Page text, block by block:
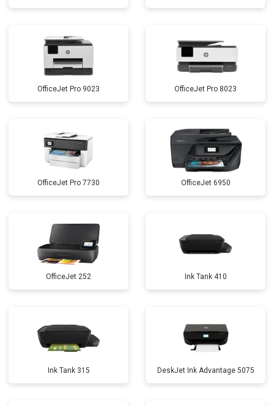
OfficeJet Pro 9023 OfficeJet Pro 8023
OfficeJet Pro 7730 OfficeJet 6950
OfficeJet 252 Ink Tank 410
Ink Tank 315 DeskJet Ink Advantage 5075